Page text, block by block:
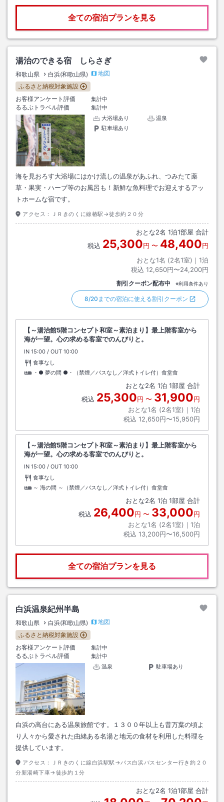
全ての宿泊プランを見る
湯治のできる宿 しらさぎ
和歌山県 白浜(和歌山県)
地図
ふるさと納税対象施設
お客様アンケート評価
集計中
るるぶトラベル評価
集計中
大浴場あり
温泉
駐車場あり
海を見おろす大浴場にはかけ流しの温泉があふれ、つみたて薬
草・果実・ハーブ等のお風呂も！新鮮な魚料理でお迎えするアッ
トホームな宿です。
アクセス： ＪＲきのくに線椿駅→徒歩約２０分
おとな2名 1泊1部屋 合計
税込 25,300円 〜 48,400円
おとな1名 (2名1室)｜ 1泊
税込 12,650円〜24,200円
割引クーポン配布中 ※利用条件あり
8/20までの宿泊に使える割引クーポン
【～湯治館5階コンセプト和室～素泊まり】最上階客室から
海が一望。心の求める客室でのんびりと。
IN チェックイン
15:00 / OUT チェックアウト
10:00
食事なし
・● 夢の間 ●・（禁煙／バスなし／洋式トイレ付）食堂食
おとな2名 1泊 1部屋 合計
税込 25,300円 〜 31,900円
おとな1名 (2名1室)｜ 1泊
税込 12,650円〜15,950円
【～湯治館5階コンセプト和室～素泊まり】最上階客室から
海が一望。心の求める客室でのんびりと。
IN チェックイン
15:00 / OUT チェックアウト
10:00
食事なし
～ 海の間 ～（禁煙／バスなし／洋式トイレ付）食堂食
おとな2名 1泊 1部屋 合計
税込 26,400円 〜 33,000円
おとな1名 (2名1室)｜ 1泊
税込 13,200円〜16,500円
全ての宿泊プランを見る
白浜温泉紀州半島
和歌山県 白浜(和歌山県)
地図
ふるさと納税対象施設
お客様アンケート評価
集計中
るるぶトラベル評価
集計中
温泉
駐車場あり
白浜の高台にある温泉旅館です。１３００年以上も昔万葉の頃よ
り人々から愛された由緒ある名湯と地元の食材を利用した料理を
提供しています。
アクセス：
ＪＲきのくに線白浜駅駅→バス白浜バスセンター行き約２０
分新湯崎下車→徒歩約１分
おとな2名 1泊1部屋 合計